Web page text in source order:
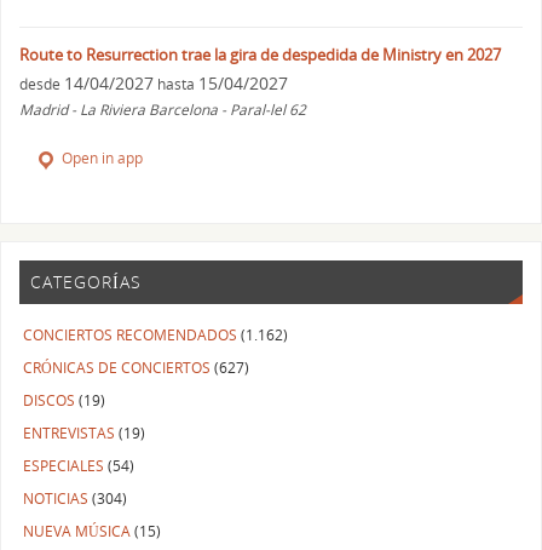
Route to Resurrection trae la gira de despedida de Ministry en 2027
desde 14/04/2027 hasta 15/04/2027
Madrid - La Riviera Barcelona - Paral-lel 62
Open in app
CATEGORÍAS
CONCIERTOS RECOMENDADOS (1.162)
CRÓNICAS DE CONCIERTOS (627)
DISCOS (19)
ENTREVISTAS (19)
ESPECIALES (54)
NOTICIAS (304)
NUEVA MÚSICA (15)